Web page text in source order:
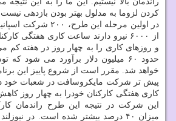
کردن لزوما به مدلول بهتر بودن بازدهی
در اولین مرحله این
و روزهای کاری را به چهار روز در هفته کم
حدود ۶۰ میلیون دلار برآورد می شود
خواهد شد. مقرر است از شروع پاییز این
پیش تر شرکت مایکروسافت در شعبات خود
کاری هفتگی کارکنان خودرا به چهار روز
این شرکت در نتیجه این طرح راندمان
میزان ۴۰ درصد بیشتر شده است. در